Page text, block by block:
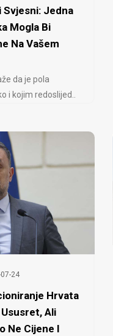
Svjesni: Jedna
Mogla Bi
Na Vašem
da je pola
i kojim redoslijed..
24
Hrvata
Ali
Ne Cijene I